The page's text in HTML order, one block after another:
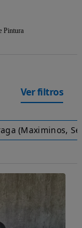
Pintura
Ver filtros
(Maximinos,